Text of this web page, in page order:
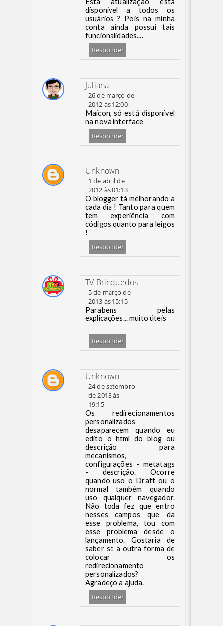
Esta atualização está
dísponivel a todos os
usuários ? Pois na minha
conta ainda possui tais
funcionalidades....
Responder
Juliana
26 de março de
2012 às 12:00
Maicon, só está disponível
na nova interface
Responder
Unknown
1 de abril de
2012 às 01:13
O blogger tá melhorando a
cada dia ! Tanto para quem
tem experiência com
códigos quanto para leigos
!
Responder
TV Brinquedos
5 de março de
2013 às 15:15
Parabens pelas
explicações... muito úteis
Responder
Unknown
24 de setembro
de 2013 às
19:15
Os redirecionamentos
personalizados
desaparecem quando eu
edito o html do blog ou
descrição para
mecanismos,
configurações - metatags
- descrição. Ocorre
quando uso o Draft ou o
normal também quando
uso qualquer navegador.
Não toda fez que entro
nesses campos que da
esse problema, tou com
esse problema desde o
lançamento. Gostaria de
saber se a outra forma de
colocar os
redirecionamento
personalizados?
Agradeço a ajuda.
Responder